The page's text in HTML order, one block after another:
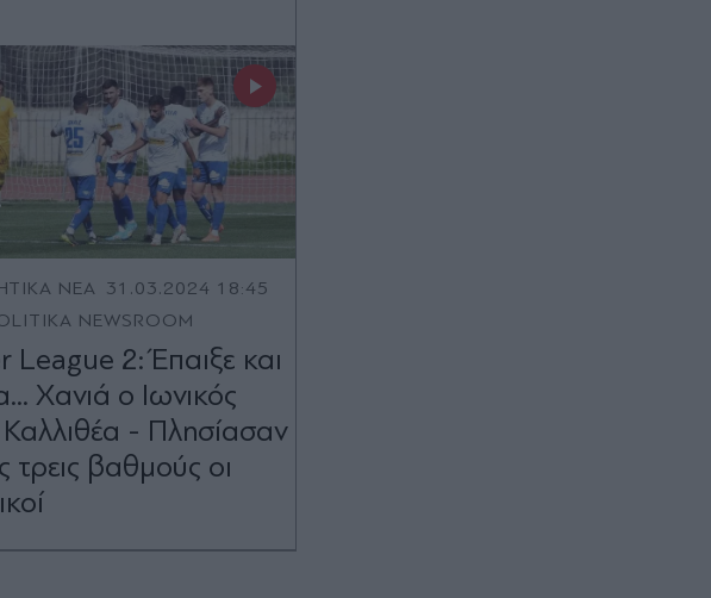
ΝΕΑ 31.03.2024 18:45
NEWSROOM
League 2: Έπαιξε και
Χανιά ο Ιωνικός
- Πλησίασαν
τρεις βαθμούς οι